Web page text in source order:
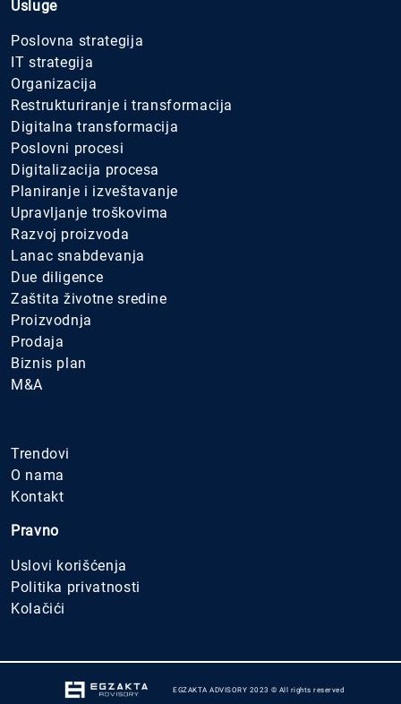
Usluge
Poslovna strategija
IT strategija
Organizacija
Restrukturiranje i transformacija
Digitalna transformacija
Poslovni procesi
Digitalizacija procesa
Planiranje i izveštavanje
Upravljanje troškovima
Razvoj proizvoda
Lanac snabdevanja
Due diligence
Zaštita životne sredine
Proizvodnja
Prodaja
Biznis plan
M&A
Trendovi
O nama
Kontakt
Pravno
Uslovi korišćenja
Politika privatnosti
Kolačići
EGZAKTA ADVISORY 2023 © All rights reserved